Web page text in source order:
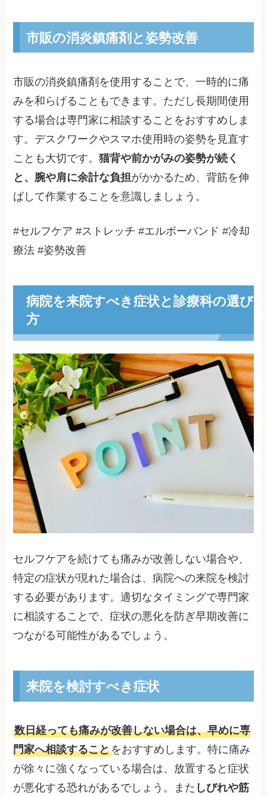
市販の消炎鎮痛剤と姿勢改善
市販の消炎鎮痛剤を使用することで、一時的に痛
みを和らげることもできます。ただし長期間使用
する場合は専門家に相談することをおすすめしま
す。デスクワークやスマホ使用時の姿勢を見直す
ことも大切です。猫背や前かがみの姿勢が続く
と、腕や肩に余計な負担がかかるため、背筋を伸
ばして作業することを意識しましょう。
#セルフケア #ストレッチ #エルボーバンド #冷却
療法 #姿勢改善
病院を来院すべき症状と診療科の選び
方
セルフケアを続けても痛みが改善しない場合や、
特定の症状が現れた場合は、病院への来院を検討
する必要があります。適切なタイミングで専門家
に相談することで、症状の悪化を防ぎ早期改善に
つながる可能性があるでしょう。
来院を検討すべき症状
数日経っても痛みが改善しない場合は、早めに専
門家へ相談することをおすすめします。特に痛み
が徐々に強くなっている場合は、放置すると症状
が悪化する恐れがあるでしょう。また しびれや筋